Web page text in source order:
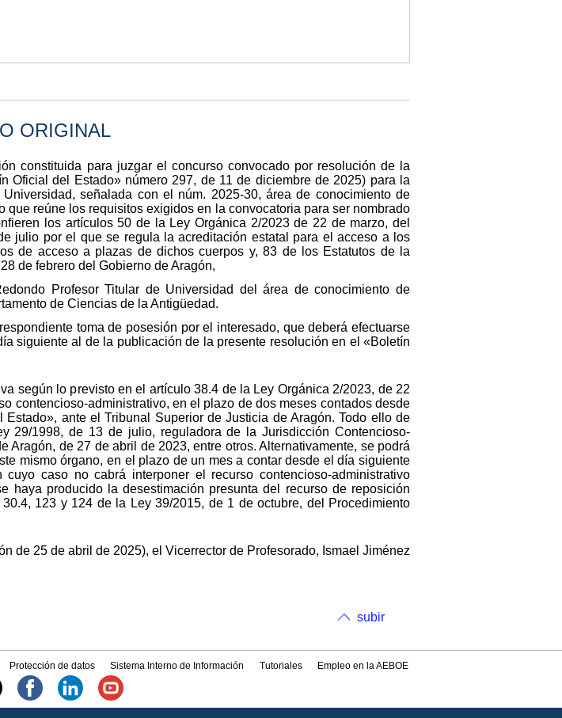
ORIGINAL
constituida para juzgar el concurso convocado por resolución de la
Oficial del Estado» número 297, de 11 de diciembre de 2025) para la
señalada con el núm. 2025-30, área de conocimiento de
reúne los requisitos exigidos en la convocatoria para ser nombrado
los artículos 50 de la Ley Orgánica 2/2023 de 22 de marzo, del
julio por el que se regula la acreditación estatal para el acceso a los
de acceso a plazas de dichos cuerpos y, 83 de los Estatutos de la
de febrero del Gobierno de Aragón,
Profesor Titular de Universidad del área de conocimiento de
de Ciencias de la Antigüedad.
toma de posesión por el interesado, que deberá efectuarse
siguiente al de la publicación de la presente resolución en el «Boletín
según lo previsto en el artículo 38.4 de la Ley Orgánica 2/2023, de 22
contencioso-administrativo, en el plazo de dos meses contados desde
ante el Tribunal Superior de Justicia de Aragón. Todo ello de
29/1998, de 13 de julio, reguladora de la Jurisdicción Contencioso-
de 27 de abril de 2023, entre otros. Alternativamente, se podrá
mismo órgano, en el plazo de un mes a contar desde el día siguiente
caso no cabrá interponer el recurso contencioso-administrativo
haya producido la desestimación presunta del recurso de reposición
123 y 124 de la Ley 39/2015, de 1 de octubre, del Procedimiento
de 25 de abril de 2025), el Vicerrector de Profesorado, Ismael Jiménez
subir
Protección de datos Sistema Interno de Información Tutoriales Empleo en la AEBOE